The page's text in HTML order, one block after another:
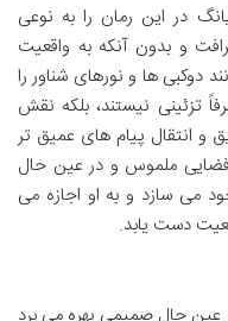
در این رمان را به نوعی
و بدون آنکه به واقعیت
دوکبی ها و نورهای شناور را
تزئینی نیستند، بلکه نقش
و انتقال پیام های عمیق تر
فضایی ملموس و در عین حال
می سازد و به او اجازه می
دست یابد.